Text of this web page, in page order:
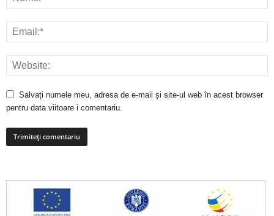
Salvați numele meu, adresa de e-mail și site-ul web în acest browser
pentru data viitoare i comentariu.